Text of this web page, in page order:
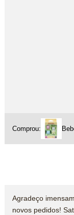
Comprou:
Agradeço
novos pedidos!